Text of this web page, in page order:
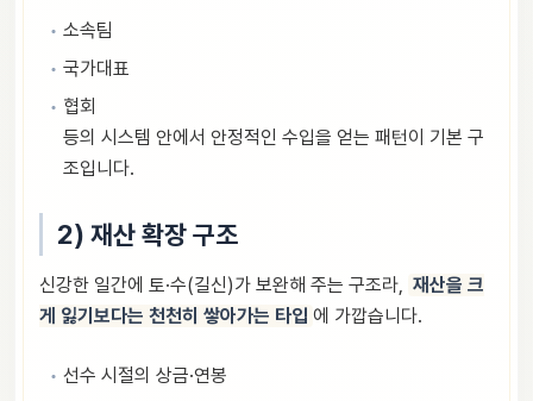
소속팀
국가대표
협회
등의 시스템 안에서 안정적인 수입을 얻는 패턴이 기본 구
조입니다.
2) 재산 확장 구조
신강한 일간에 토·수(길신)가 보완해 주는 구조라, 재산을 크
게 잃기보다는 천천히 쌓아가는 타입 에 가깝습니다.
선수 시절의 상금·연봉